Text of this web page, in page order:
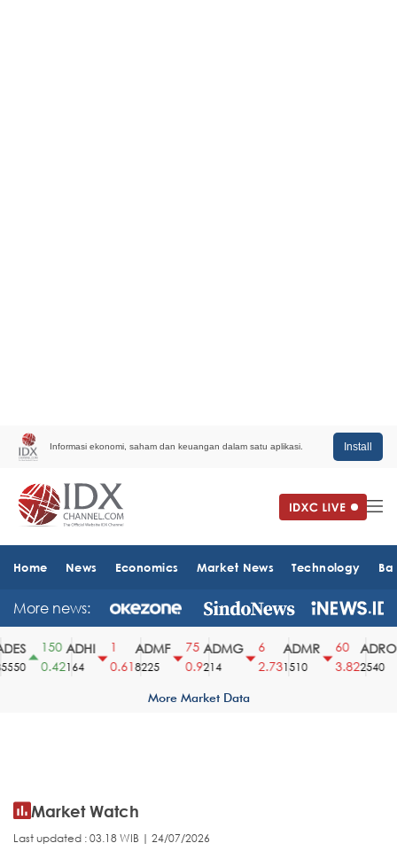
Informasi ekonomi, saham dan keuangan dalam satu aplikasi. Install
Home News Economics Market News Technology
More news:
150
0.42
ADHI
164
0.61
ADMF
8225
75
0.9
ADMG
214
2.73
ADMR
1510
60
3.82
ADRO
2540
More Market Data
Market Watch
Last updated : 03.18 WIB | 24/07/2026